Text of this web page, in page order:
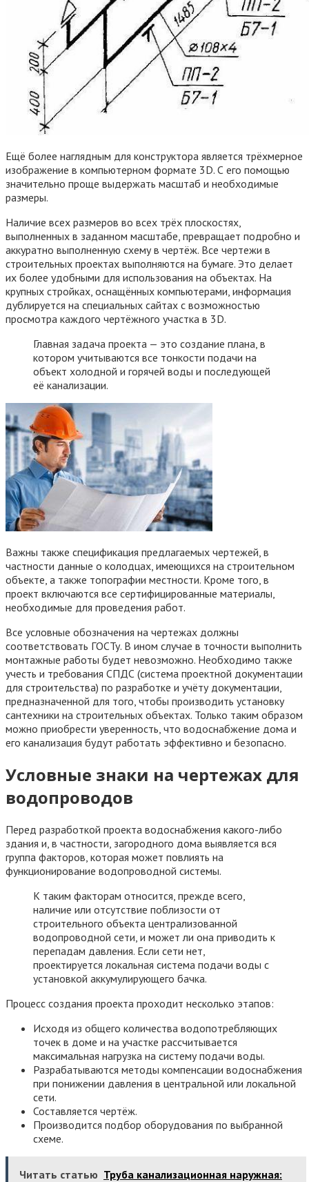
Ещё более наглядным для конструктора является трёхмерное
изображение в компьютерном формате 3D. С его помощью
значительно проще выдержать масштаб и необходимые
размеры.
Наличие всех размеров во всех трёх плоскостях,
выполненных в заданном масштабе, превращает подробно и
аккуратно выполненную схему в чертёж. Все чертежи в
строительных проектах выполняются на бумаге. Это делает
их более удобными для использования на объектах. На
крупных стройках, оснащённых компьютерами, информация
дублируется на специальных сайтах с возможностью
просмотра каждого чертёжного участка в 3D.
Главная задача проекта — это создание плана, в
котором учитываются все тонкости подачи на
объект холодной и горячей воды и последующей
её канализации.
Важны также спецификация предлагаемых чертежей, в
частности данные о колодцах, имеющихся на строительном
объекте, а также топографии местности. Кроме того, в
проект включаются все сертифицированные материалы,
необходимые для проведения работ.
Все условные обозначения на чертежах должны
соответствовать ГОСТу. В ином случае в точности выполнить
монтажные работы будет невозможно. Необходимо также
учесть и требования СПДС (система проектной документации
для строительства) по разработке и учёту документации,
предназначенной для того, чтобы производить установку
сантехники на строительных объектах. Только таким образом
можно приобрести уверенность, что водоснабжение дома и
его канализация будут работать эффективно и безопасно.
Условные знаки на чертежах для
водопроводов
Перед разработкой проекта водоснабжения какого-либо
здания и, в частности, загородного дома выявляется вся
группа факторов, которая может повлиять на
функционирование водопроводной системы.
К таким факторам относится, прежде всего,
наличие или отсутствие поблизости от
строительного объекта централизованной
водопроводной сети, и может ли она приводить к
перепадам давления. Если сети нет,
проектируется локальная система подачи воды с
установкой аккумулирующего бачка.
Процесс создания проекта проходит несколько этапов:
Исходя из общего количества водопотребляющих
точек в доме и на участке рассчитывается
максимальная нагрузка на систему подачи воды.
Разрабатываются методы компенсации водоснабжения
при понижении давления в центральной или локальной
сети.
Составляется чертёж.
Производится подбор оборудования по выбранной
схеме.
Читать статью Труба канализационная наружная: